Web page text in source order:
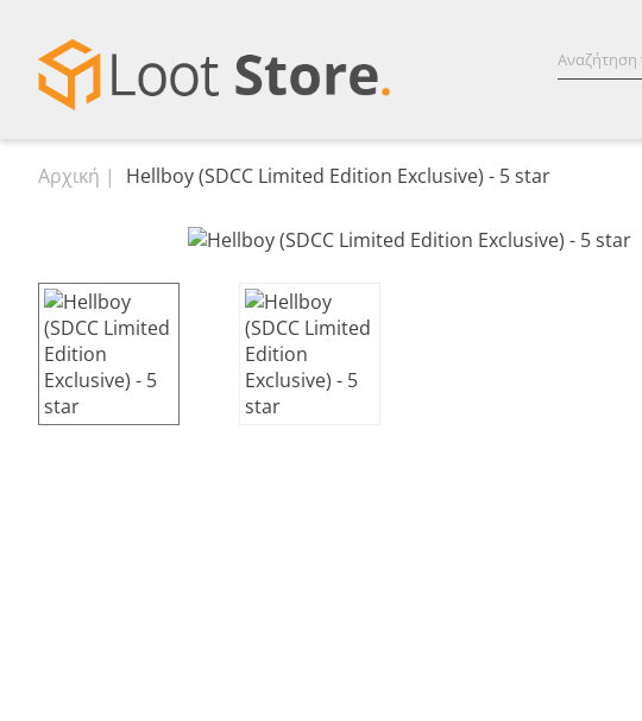
Αρχική Hellboy (SDCC Limited Edition Exclusive) - 5 star